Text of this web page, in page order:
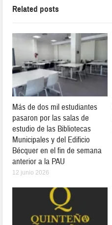
Related posts
Más de dos mil estudiantes
pasaron por las salas de
estudio de las Bibliotecas
Municipales y del Edificio
Bécquer en el fin de semana
anterior a la PAU
12 junio 2026